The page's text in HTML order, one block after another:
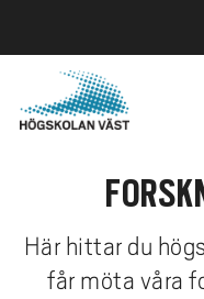
Här hittar du
får möta våra